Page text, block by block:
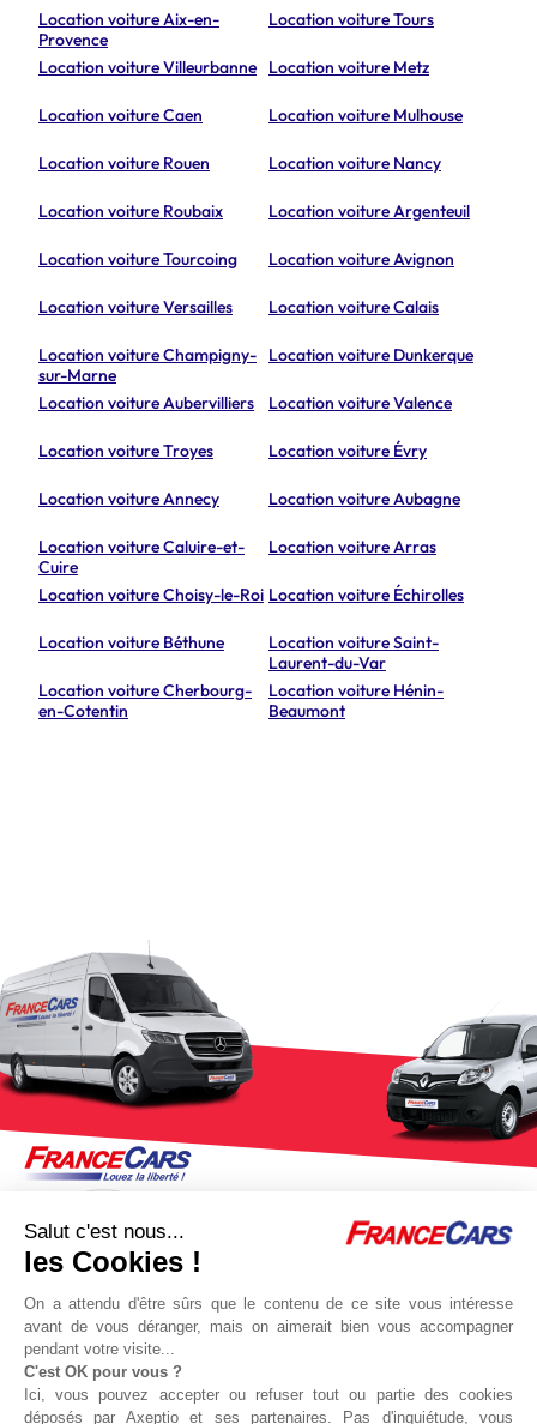
Salut c'est nous...
les Cookies !
On a attendu d'être sûrs que le contenu de ce site vous intéresse
avant de vous déranger, mais on aimerait bien vous accompagner
pendant votre visite...
C'est OK pour vous ?
Ici, vous pouvez accepter ou refuser tout ou partie des cookies
déposés par Axeptio et ses partenaires. Pas d'inquiétude, vous
Location voiture Aix-en-
Provence
Location voiture Tours
Location voiture Villeurbanne Location voiture Metz
Location voiture Caen Location voiture Mulhouse
Location voiture Rouen Location voiture Nancy
Location voiture Roubaix Location voiture Argenteuil
Location voiture Tourcoing Location voiture Avignon
Location voiture Versailles Location voiture Calais
Location voiture Champigny-
sur-Marne
Location voiture Dunkerque
Location voiture Aubervilliers Location voiture Valence
Location voiture Troyes Location voiture Évry
Location voiture Annecy Location voiture Aubagne
Location voiture Caluire-et-
Cuire
Location voiture Arras
Location voiture Choisy-le-Roi Location voiture Échirolles
Location voiture Béthune
Location voiture Saint-
Laurent-du-Var
Location voiture Cherbourg-
en-Cotentin
Location voiture Hénin-
Beaumont
Jeu concours Delta
Qui sommes nous ?
Partenaires